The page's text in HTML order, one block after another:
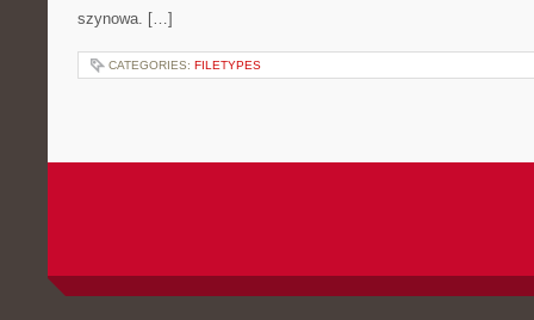
szynowa. […]
CATEGORIES: FILETYPES